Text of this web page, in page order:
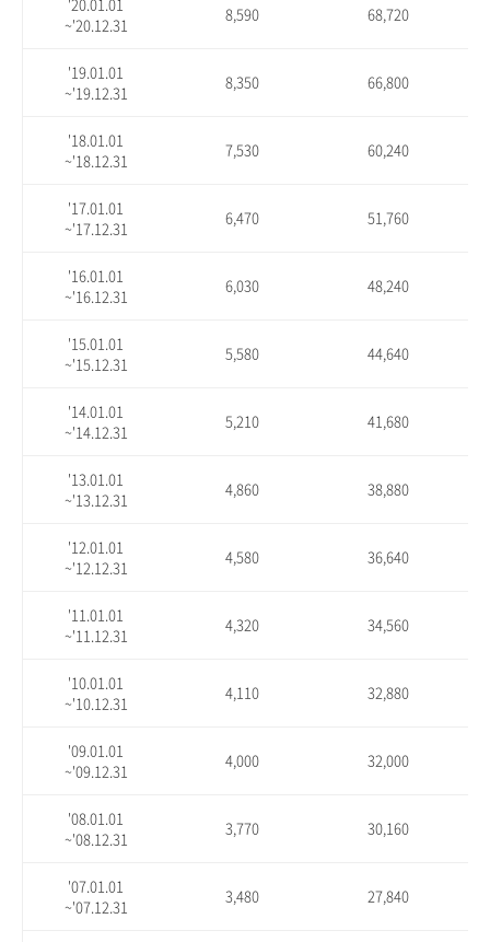
~'20.12.31
8,590 68,720
'19.01.01
~'19.12.31
8,350 66,800
'18.01.01
~'18.12.31
7,530 60,240
'17.01.01
~'17.12.31
6,470 51,760
'16.01.01
~'16.12.31
6,030 48,240
'15.01.01
~'15.12.31
5,580 44,640
'14.01.01
~'14.12.31
5,210 41,680
'13.01.01
~'13.12.31
4,860 38,880
'12.01.01
~'12.12.31
4,580 36,640
'11.01.01
~'11.12.31
4,320 34,560
'10.01.01
~'10.12.31
4,110 32,880
'09.01.01
~'09.12.31
4,000 32,000
'08.01.01
~'08.12.31
3,770 30,160
'07.01.01
~'07.12.31
3,480 27,840